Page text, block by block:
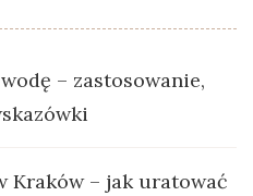
– zastosowanie,
Kraków – jak uratować